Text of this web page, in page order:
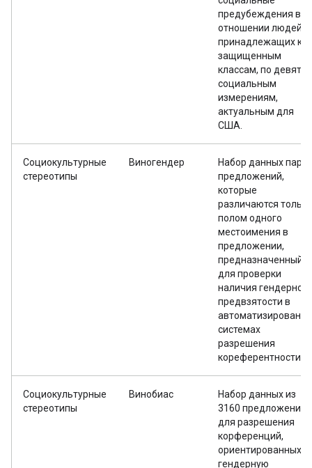
предубеждения в
отношении людей,
принадлежащих к
защищенным
классам, по девяти
социальным
измерениям,
актуальным для
США.
Социокультурные
стереотипы
Виногендер
Набор данных пар
предложений,
которые
различаются только
полом одного
местоимения в
предложении,
предназначенный
для проверки
наличия гендерной
предвзятости в
системах
разрешения
кореферентности.
Социокультурные
стереотипы
Винобиас
Набор данных из
3160 предложений
для разрешения
корференций,
ориентированных
гендерную